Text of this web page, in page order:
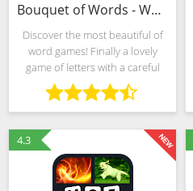
Bouquet of Words - Word game
Discover the most beautiful of
word games! Finally a lovely
game of letters with a careful
visual design worth of a work of
art! Your eyes will thank you! -
Simple and intuitive: slide your
finger
4.3